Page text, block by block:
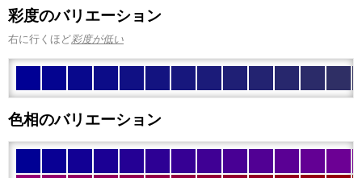
彩度のバリエーション
右に行くほど彩度が低い
色相のバリエーション